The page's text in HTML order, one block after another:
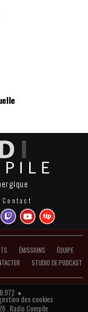
ÉMISSIONS
ÉQUIPE
STUDIO DE PODCAST
●
des cookies
. Radio Compile